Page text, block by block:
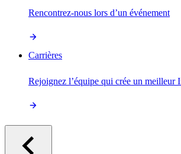
Rencontrez-nous lors d’un événement
Carrières
Rejoignez l’équipe qui crée un meilleur